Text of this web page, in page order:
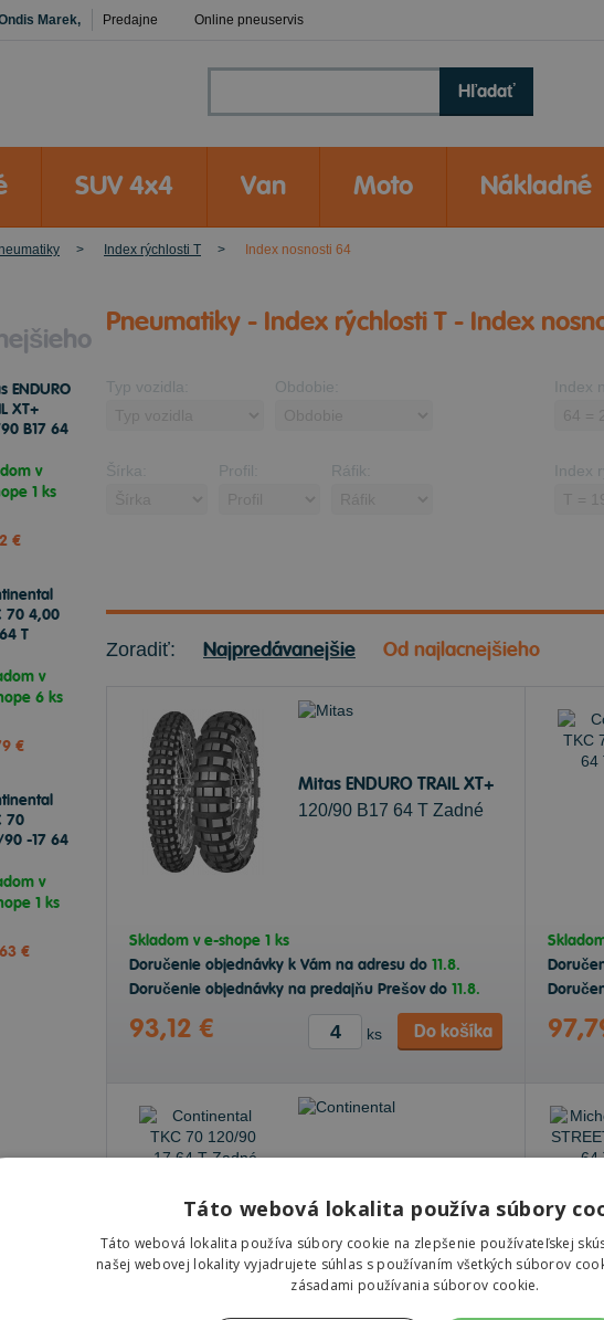
Marek, Predajne Online pneuservis
Hľadať
SUV 4x4 Van Moto Nákladné
Index rýchlosti T Index nosnosti 64
ENDURO
XT+
B17 64
v
1 ks
€
70 4,00
T
v
6 ks
€
70
90 -17 64
v
1 ks
€
Pneumatiky - Index rýchlosti T - Index
Typ vozidla: Obdobie: Index
Šírka: Profil: Ráfik: Index
Zoradiť: Najpredávanejšie Od najlacnejšieho
Mitas ENDURO TRAIL XT+
120/90 B17 64 T Zadné
Skladom ve-shope 1 ks
Doručenie objednávky k Vám na adresu do 11.8.
Doručenie objednávky na predajňu Prešov do 11.8.
93,12 € ks Do košíka
120/90 -17 64 T Zadné
Táto webová lokalita používa súbory
Táto webová lokalita používa súbory cookie na zlepšenie používateľskej
našej webovej lokality vyjadrujete súhlas s používaním všetkých súborov
zásadami používania súborov cookie.